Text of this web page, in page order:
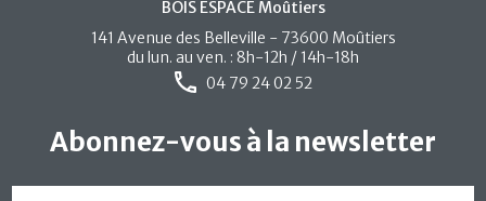
BOIS ESPACE Moûtiers
141 Avenue des Belleville - 73600 Moûtiers
du lun. au ven. : 8h-12h / 14h-18h
04 79 24 02 52
Abonnez-vous à la newsletter